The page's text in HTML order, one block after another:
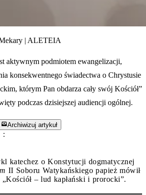
| ALETEIA
aktywnym podmiotem ewangelizacji,
konsekwentnego świadectwa o Chrystusie
którym Pan obdarza cały swój Kościół”
podczas dzisiejszej audiencji ogólnej.
Archiwizuj artykuł
:
katechez o Konstytucji dogmatycznej
II Soboru Watykańskiego papież mówił
„Kościół – lud kapłański i prorocki”.